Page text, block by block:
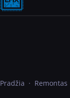
Pradžia · Remontas